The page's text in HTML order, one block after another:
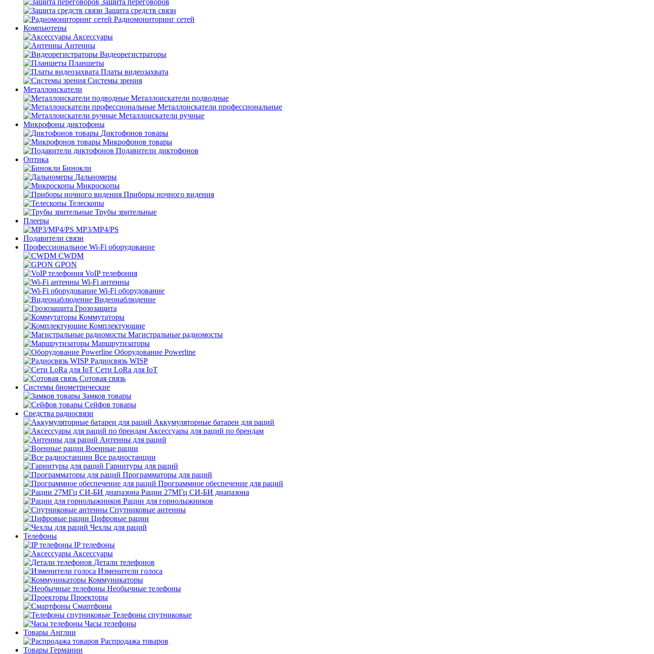
Защита переговоров
Защита средств связи
Радиомониторинг сетей
Компьютеры
Аксессуары
Антенны
Видеорегистраторы
Планшеты
Платы видеозахвата
Системы зрения
Металлоискатели
Металлоискатели подводные
Металлоискатели профессиональные
Металлоискатели ручные
Микрофоны диктофоны
Диктофонов товары
Микрофонов товары
Подавители диктофонов
Оптика
Бинокли
Дальномеры
Микроскопы
Приборы ночного видения
Телескопы
Трубы зрительные
Плееры
MP3/MP4/PS
Подавители связи
Профессиональное Wi-Fi оборудование
CWDM
GPON
VoIP телефония
Wi-Fi антенны
Wi-Fi оборудование
Видеонаблюдение
Грозозащита
Коммутаторы
Комплектующие
Магистральные радиомосты
Маршрутизаторы
Оборудование Powerline
Радиосвязь WISP
Сети LoRa для IoT
Сотовая связь
Системы биометрические
Замков товары
Сейфов товары
Средства радиосвязи
Аккумуляторные батареи для раций
Аксессуары для раций по брендам
Антенны для раций
Военные рации
Все радиостанции
Гарнитуры для раций
Программаторы для раций
Программное обеспечение для раций
Рации 27МГц СИ-БИ диапазона
Рации для горнолыжников
Спутниковые антенны
Цифровые рации
Чехлы для раций
Телефоны
IP телефоны
Аксессуары
Детали телефонов
Изменители голоса
Коммуникаторы
Необычные телефоны
Проекторы
Смартфоны
Телефоны спутниковые
Часы телефоны
Товары Англии
Распродажа товаров
Товары Германии